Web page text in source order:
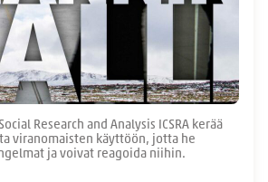
Research and Analysis ICSRA kerää
viranomaisten käyttöön, jotta he
ja voivat reagoida niihin.